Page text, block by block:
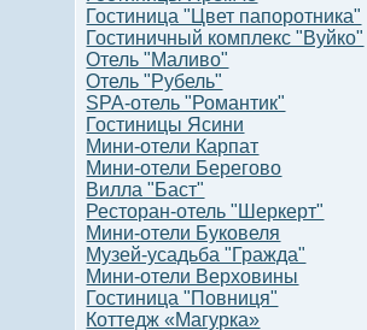
Гостиница "Цвет папоротника"
Гостиничный комплекс "Вуйко"
Отель "Маливо"
Отель "Рубель"
SPA-отель "Романтик"
Гостиницы Ясини
Мини-отели Карпат
Мини-отели Берегово
Вилла "Баст"
Ресторан-отель "Шеркерт"
Мини-отели Буковеля
Музей-усадьба "Гражда"
Мини-отели Верховины
Гостиница "Повниця"
Коттедж «Магурка»